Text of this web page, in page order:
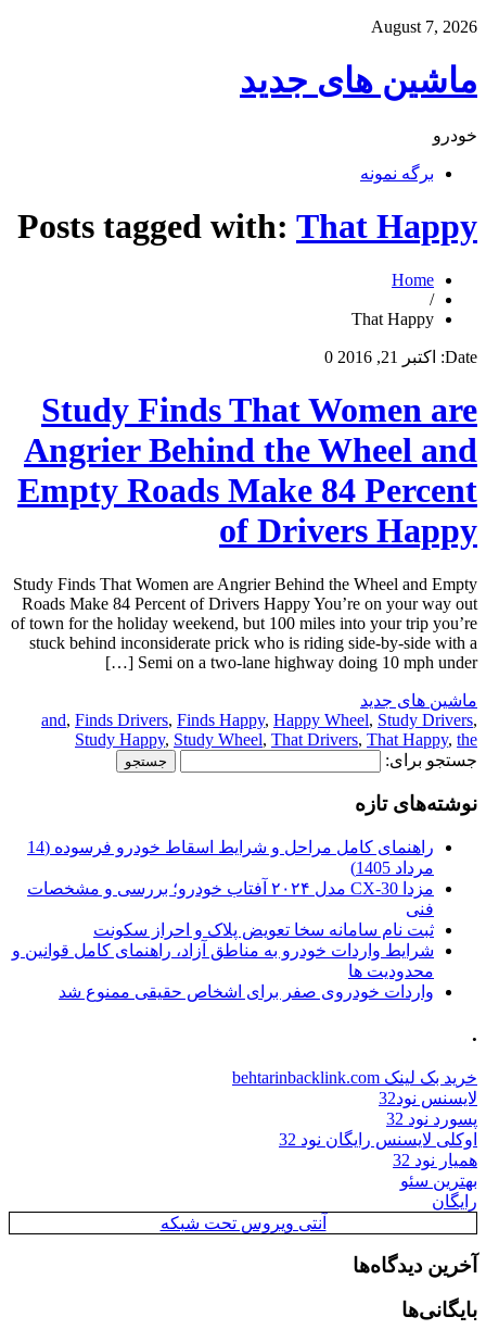
August 7, 2026
ماشین های جدید
خودرو
برگه نمونه
Posts tagged with: That Happy
Home
/
That Happy
Date: اکتبر 21, 2016 0
Study Finds That Women are
Angrier Behind the Wheel and
Empty Roads Make 84 Percent
of Drivers Happy
Study Finds That Women are Angrier Behind the Wheel and Empty
Roads Make 84 Percent of Drivers Happy You’re on your way out
of town for the holiday weekend, but 100 miles into your trip you’re
stuck behind inconsiderate prick who is riding side-by-side with a
Semi on a two-lane highway doing 10 mph under […]
ماشین های جدید
and, Finds Drivers, Finds Happy, Happy Wheel, Study Drivers,
Study Happy, Study Wheel, That Drivers, That Happy, the
جستجو برای:
نوشته‌های تازه
راهنمای کامل مراحل و شرایط اسقاط خودرو فرسوده (14
مرداد 1405)
مزدا CX-30 مدل ۲۰۲۴ آفتاب خودرو؛ بررسی و مشخصات
فنی
ثبت نام سامانه سخا تعویض پلاک و احراز سکونت
شرایط واردات خودرو به مناطق آزاد، راهنمای کامل قوانین و
محدودیت ها
واردات خودروی صفر برای اشخاص حقیقی ممنوع شد
.
خرید بک لینک behtarinbacklink.com
لایسنس نود32
پسورد نود 32
اوکلی لایسنس رایگان نود 32
همیار نود 32
بهترین سئو
رایگان
آنتی ویروس تحت شبکه
آخرین دیدگاه‌ها
بایگانی‌ها